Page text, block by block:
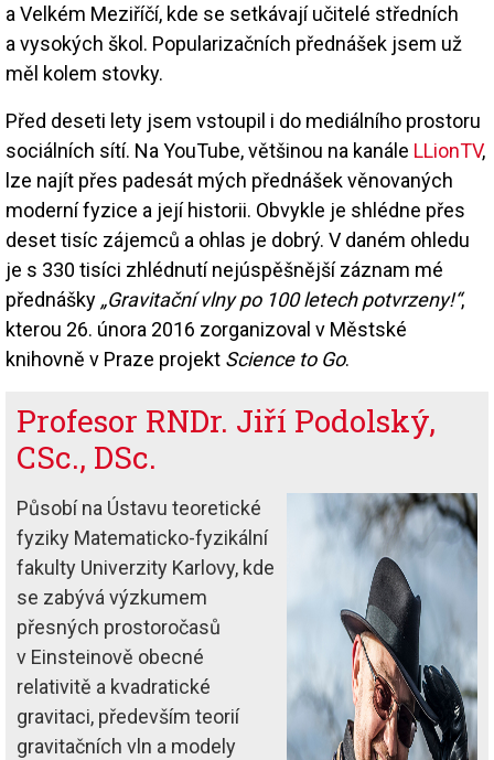
a Velkém Meziříčí, kde se setkávají učitelé středních
a vysokých škol. Popularizačních přednášek jsem už
měl kolem stovky.
Před deseti lety jsem vstoupil i do mediálního prostoru
sociálních sítí. Na YouTube, většinou na kanále LLionTV,
lze najít přes padesát mých přednášek věnovaných
moderní fyzice a její historii. Obvykle je shlédne přes
deset tisíc zájemců a ohlas je dobrý. V daném ohledu
je s 330 tisíci zhlédnutí nejúspěšnější záznam mé
přednášky „Gravitační vlny po 100 letech potvrzeny!“,
kterou 26. února 2016 zorganizoval v Městské
knihovně v Praze projekt Science to Go.
Profesor RNDr. Jiří Podolský,
CSc., DSc.
Působí na Ústavu teoretické
fyziky Matematicko-fyzikální
fakulty Univerzity Karlovy, kde
se zabývá výzkumem
přesných prostoro­časů
v Einsteinově obecné
relativitě a kvadratické
gravitaci, především teorií
gravitačních vln a modely